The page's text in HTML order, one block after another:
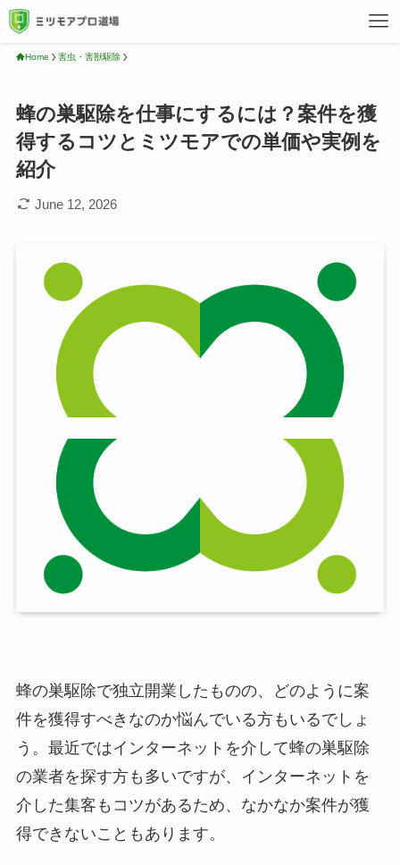
Home 害虫・害獣駆除
蜂の巣駆除を仕事にするには？案件を獲
得するコツとミツモアでの単価や実例を
紹介
June 12, 2026
蜂の巣駆除で独立開業したものの、どのように案
件を獲得すべきなのか悩んでいる方もいるでしょ
う。最近ではインターネットを介して蜂の巣駆除
の業者を探す方も多いですが、インターネットを
介した集客もコツがあるため、なかなか案件が獲
得できないこともあります。